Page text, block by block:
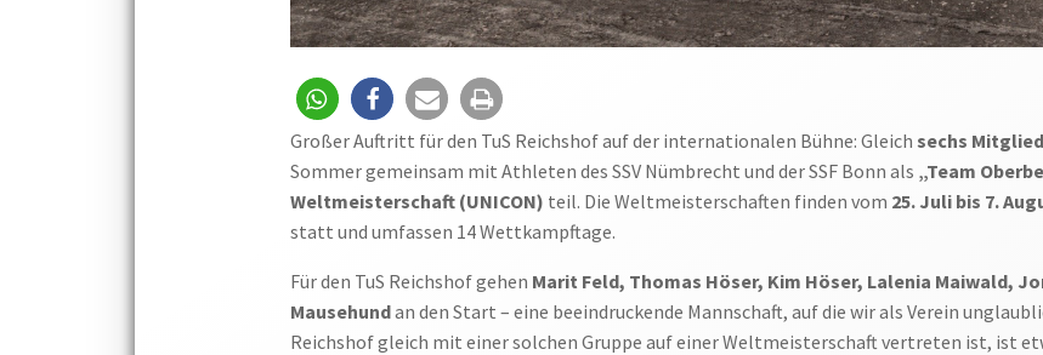
Großer Auftritt für den TuS Reichshof auf der internationalen Bühne: Gleichsechs
Sommer gemeinsam mit Athleten des SSV Nümbrecht und der SSF Bonn als „Team
Weltmeisterschaft (UNICON) teil. Die Weltmeisterschaften finden vom 25. Juli bis 7.
statt und umfassen 14 Wettkampftage.
Für den TuS Reichshof gehen Marit Feld, Thomas Höser, Kim Höser, Lalenia Maiwald,
Mausehundan den Start – eine beeindruckende Mannschaft, auf die wir als Verein
Reichshof gleich mit einer solchen Gruppe auf einer Weltmeisterschaft vertreten ist, ist